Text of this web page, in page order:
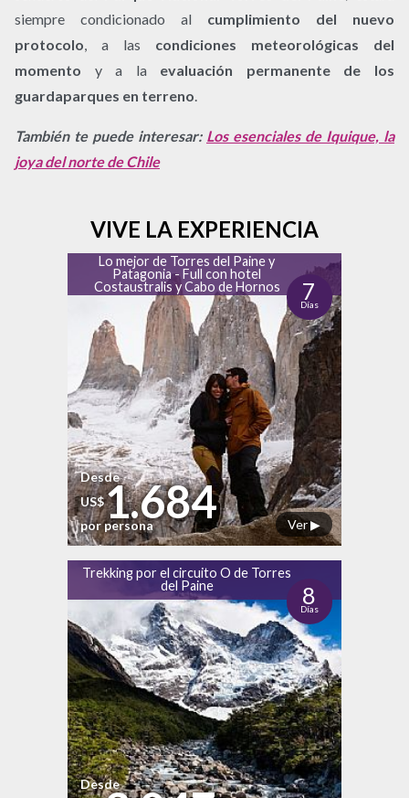
siempre condicionado al cumplimiento del nuevo
protocolo , a las condiciones meteorológicas del
momento y a la evaluación permanente de los
guardaparques en terreno
También te puede interesar: Los esenciales de Iquique, la
joya del norte de Chile
VIVE LA EXPERIENCIA
Lo mejor de Torres del Paine y
Patagonia - Full con hotel
Costaustralis y Cabo de Hornos
7
Días
Ver ▶
Desde
US$1.684
por persona
Trekking por el circuito O de Torres
del Paine
8
Días
Desde